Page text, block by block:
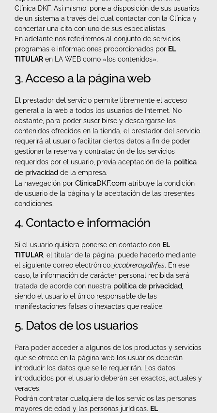
Clínica DKF. Así mismo, pone a disposición de sus usuarios
de un sistema a través del cual contactar con la Clínica y
concertar una cita con uno de sus especialistas.
En adelante nos referiremos al conjunto de servicios,
programas e informaciones proporcionados por EL
TITULAR en LA WEB como «los contenidos».
3. Acceso a la página web
El prestador del servicio permite libremente el acceso
general a la web a todos los usuarios de Internet. No
obstante, para poder suscribirse y descargarse los
contenidos ofrecidos en la tienda, el prestador del servicio
requerirá al usuario facilitar ciertos datos a fin de poder
gestionar la reserva y contratación de los servicios
requeridos por el usuario, previa aceptación de la política
de privacidad de la empresa.
La navegación por ClinicaDKF.com atribuye la condición
de usuario de la página y la aceptación de las presentes
condiciones.
4. Contacto e información
Si el usuario quisiera ponerse en contacto con EL
TITULAR , el titular de la página, puede hacerlo mediante
el siguiente correo electrónico: jccabrera@dkf.es. En ese
caso, la información de carácter personal recibida será
tratada de acorde con nuestra política de privacidad
siendo el usuario el único responsable de las
manifestaciones falsas o inexactas que realice.
5. Datos de los usuarios
Para poder acceder a algunos de los productos y servicios
que se ofrece en la página web los usuarios deberán
introducir los datos que se le requerirán. Los datos
introducidos por el usuario deberán ser exactos, actuales y
veraces.
Podrán contratar cualquiera de los servicios las personas
mayores de edad y las personas jurídicas. EL